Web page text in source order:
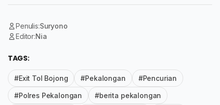
Penulis:Suryono
Editor:Nia
TAGS:
#Exit Tol Bojong #Pekalongan #Pencurian
#Polres Pekalongan #berita pekalongan